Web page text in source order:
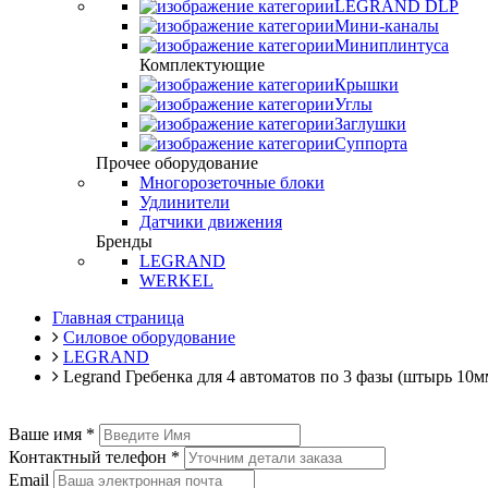
LEGRAND DLP
Мини-каналы
Миниплинтуса
Комплектующие
Крышки
Углы
Заглушки
Суппорта
Прочее оборудование
Многорозеточные блоки
Удлинители
Датчики движения
Бренды
LEGRAND
WERKEL
Главная страница
Силовое оборудование
LEGRAND
Legrand Гребенка для 4 автоматов по 3 фазы (штырь
Ваше имя *
Контактный телефон *
Email